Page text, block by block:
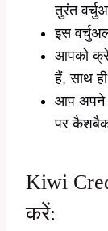
तुरंत
इस
आपको
हैं, साथ
आप अपने
पर
Kiwi
करें: